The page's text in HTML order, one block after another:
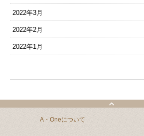
2022年3月
2022年2月
2022年1月
A・Oneについて